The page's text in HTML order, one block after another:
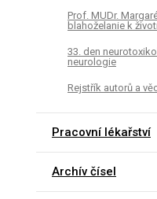
Prof. MUDr.
blahoželanie k
33. den
neurologie
Rejstřík autorů a
Pracovní lékařství
Archív čísel